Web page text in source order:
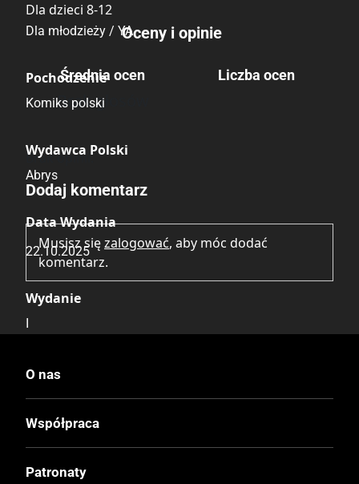
Dla dzieci 8-12
Dla młodzieży / YA
Pochodzenie
Komiks polski
Wydawca Polski
Abrys
Data Wydania
22.10.2025
Wydanie
Druk
Kolor
Oprawa
Miękka
Oceny i opinie
Średnia ocen
Brak głosów
Liczba ocen
Brak opinii.
Dodaj komentarz
Musisz sięzalogować, aby móc dodać
komentarz.
O nas
Współpraca
Patronaty